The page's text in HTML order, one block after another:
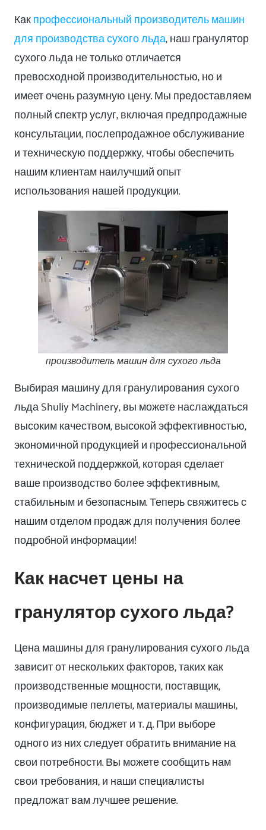
Какпрофессиональный производитель машин
для производства сухого льда, наш гранулятор
сухого льда не только отличается
превосходной производительностью, но и
имеет очень разумную цену. Мы предоставляем
полный спектр услуг, включая предпродажные
консультации, послепродажное обслуживание
и техническую поддержку, чтобы обеспечить
нашим клиентам наилучший опыт
использования нашей продукции.
производитель машин для сухого льда
Выбирая машину для гранулирования сухого
льда Shuliy Machinery, вы можете наслаждаться
высоким качеством, высокой эффективностью,
экономичной продукцией и профессиональной
технической поддержкой, которая сделает
ваше производство более эффективным,
стабильным и безопасным. Теперь свяжитесь с
нашим отделом продаж для получения более
подробной информации!
Как насчет цены на
гранулятор сухого льда?
Цена машины для гранулирования сухого льда
зависит от нескольких факторов, таких как
производственные мощности, поставщик,
производимые пеллеты, материалы машины,
конфигурация, бюджет и т. д. При выборе
одного из них следует обратить внимание на
свои потребности. Вы можете сообщить нам
свои требования, и наши специалисты
предложат вам лучшее решение.